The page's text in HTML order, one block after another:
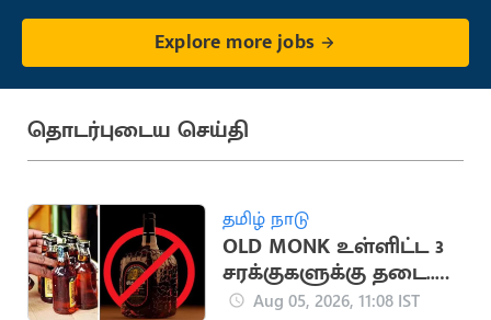
Explore more jobs
தொடர்புடைய செய்தி
தமிழ் நாடு
OLD MONK உள்ளிட்ட 3
சரக்குகளுக்கு தடை..
மதுபிரியர்களுக்கு
Aug 05, 2026, 11:08 IST